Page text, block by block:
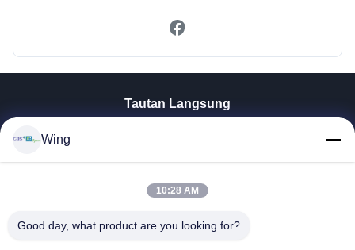
Tautan Langsung
Pertunjukan VR
Tur Pabrik
Wing
10:28 AM
Good day, what product are you looking for?